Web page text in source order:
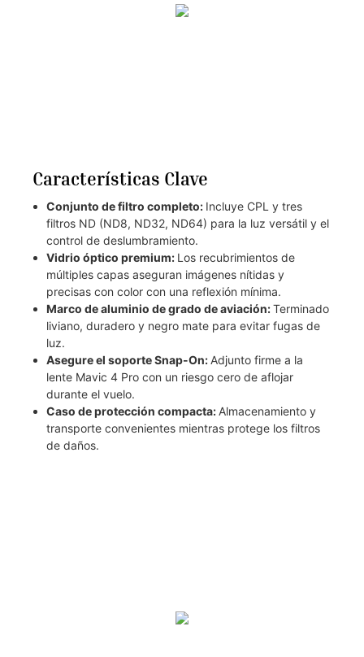
Características Clave
Conjunto de filtro completo: Incluye CPL y tres
filtros ND (ND8, ND32, ND64) para la luz versátil y el
control de deslumbramiento.
Vidrio óptico premium: Los recubrimientos de
múltiples capas aseguran imágenes nítidas y
precisas con color con una reflexión mínima.
Marco de aluminio de grado de aviación:Terminado
liviano, duradero y negro mate para evitar fugas de
luz.
Asegure el soporte Snap-On: Adjunto firme a la
lente Mavic 4 Pro con un riesgo cero de aflojar
durante el vuelo.
Caso de protección compacta: Almacenamiento y
transporte convenientes mientras protege los filtros
de daños.